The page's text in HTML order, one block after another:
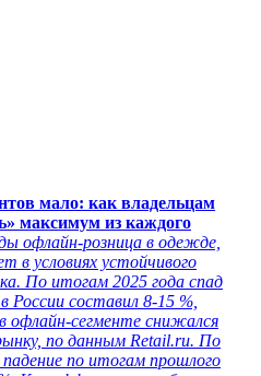
мало: как владельцам
максимум из каждого
офлайн-розница в одежде,
в условиях устойчивого
По итогам 2025 года спад
России составил 8-15 %,
офлайн-сегменте снижался
по данным Retail.ru. По
по итогам прошлого